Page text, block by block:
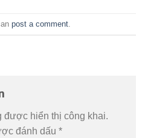
post a comment
được hiển thị công khai.
đánh dấu *